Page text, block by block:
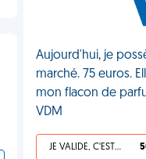
Aujourd'hui, je
marché. 75 euros.
mon flacon de
VDM
JE VALIDE, C'EST UNE VDM